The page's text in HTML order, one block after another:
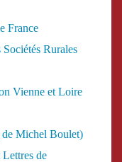
France
Rurales
Vienne et Loire
de Michel Boulet)
Lettres de